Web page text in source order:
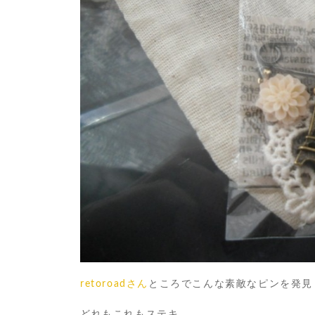
retoroadさん ところでこんな素敵なピンを発見